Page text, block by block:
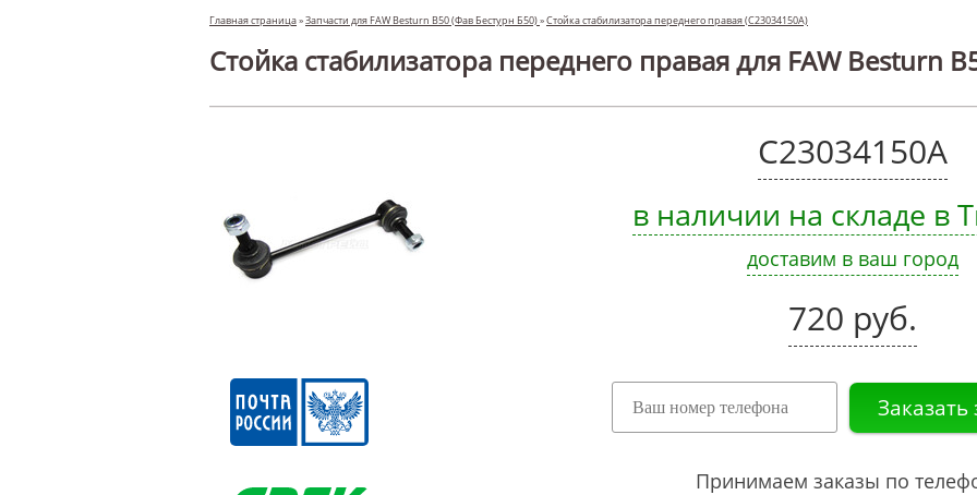
Главная страница»Запчасти для FAW Besturn B50 (Фав Бестурн Б50)»Стойка стабилизатора переднего правая (C23034150A)
Стойка стабилизатора переднего правая для FAW Besturn
C23034150A
в наличии на складе в
доставим в ваш город
720 руб.
Принимаем заказы по